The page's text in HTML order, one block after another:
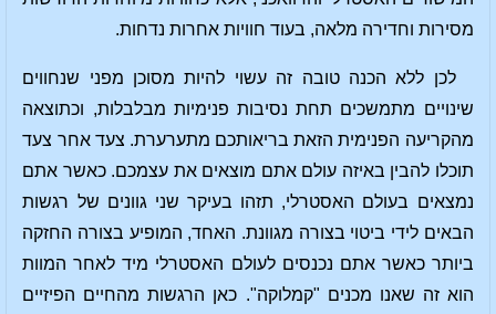
מסירות וחדירה מלאה, בעוד חוויות אחרות נדחות.
לכן ללא הכנה טובה זה עשוי להיות מסוכן מפני שנחווים
שינויים מתמשכים תחת נסיבות פנימיות מבלבלות, וכתוצאה
מהקריעה הפנימית הזאת בריאותכם מתערערת. צעד אחר צעד
תוכלו להבין באיזה עולם אתם מוצאים את עצמכם. כאשר אתם
נמצאים בעולם האסטרלי, תזהו בעיקר שני גוונים של רגשות
הבאים לידי ביטוי בצורה מגוונת. האחד, המופיע בצורה החזקה
ביותר כאשר אתם נכנסים לעולם האסטרלי מיד לאחר המוות
הוא זה שאנו מכנים "קמלוקה". כאן הרגשות מהחיים הפיזיים